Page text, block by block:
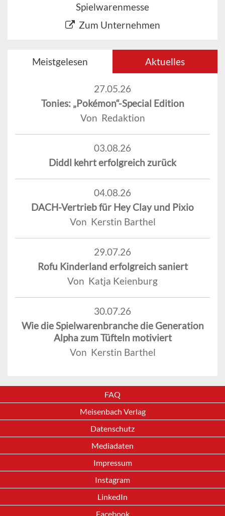
Spielwarenmesse
Zum Unternehmen
Meistgelesen Aktuelles
27.05.26
Tonies: „Pokémon“-Special Edition
Von Redaktion
03.08.26
Diddl kehrt erfolgreich zurück
04.08.26
DACH-Vertrieb für Hey Clay und Pixio
Von Kerstin Barthel
29.07.26
Rofu Kinderland erfolgreich saniert
Von Katja Keienburg
30.07.26
Wie die Spielwarenbranche die Generation
Alpha zum Tüfteln motiviert
Von Kerstin Barthel
FAQ
Meisenbach Verlag
Datenschutz
Mediadaten
Impressum
Instagram
LinkedIn
Facebook